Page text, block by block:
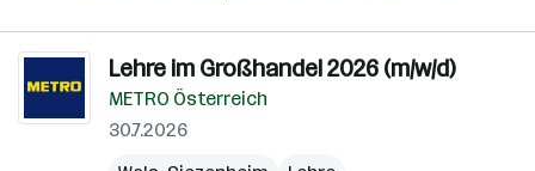
Lehre im Großhandel 2026 (m/w/d)
METRO Österreich
30.7.2026